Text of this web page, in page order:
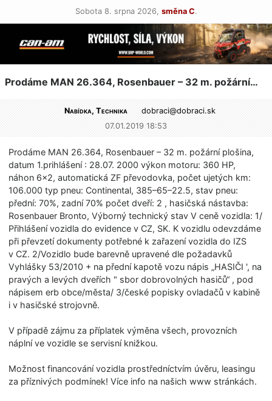
Sobota 8. srpna 2026, směna C.
Prodáme MAN 26.364, Rosenbauer – 32 m. požární…
Nabídka, Technika dobraci@dobraci.sk
07.01.2019 18:53
Prodáme MAN 26.364, Rosenbauer – 32 m. požární plošina,
datum 1.prihlášení : 28.07. 2000 výkon motoru: 360 HP,
náhon 6×2, automatická ZF převodovka, počet ujetých km:
106.000 typ pneu: Continental, 385–65–22.5, stav pneu:
přední: 70%, zadní 70% počet dveří: 2 , hasičská nástavba:
Rosenbauer Bronto, Výborný technický stav V ceně vozidla: 1/
Přihlášení vozidla do evidence v CZ, SK. K vozidlu odevzdáme
při převzetí dokumenty potřebné k zařazení vozidla do IZS
v CZ. 2/Vozidlo bude barevně upravené dle požadavků
Vyhlášky 53/2010 + na přední kapotě vozu nápis „HASIČI ', na
pravých a levých dveřích " sbor dobrovolných hasičů“ , pod
nápisem erb obce/města/ 3/české popisky ovladačů v kabině
i v hasičské strojovně.
V případě zájmu za příplatek výměna všech, provozních
náplní ve vozidle se servisní knižkou.
Možnost financování vozidla prostředníctvím úvěru, leasingu
za příznivých podmínek! Více info na našich www stránkách.